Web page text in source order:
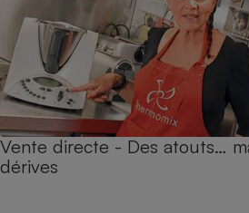
Vente directe - Des atouts…
dérives